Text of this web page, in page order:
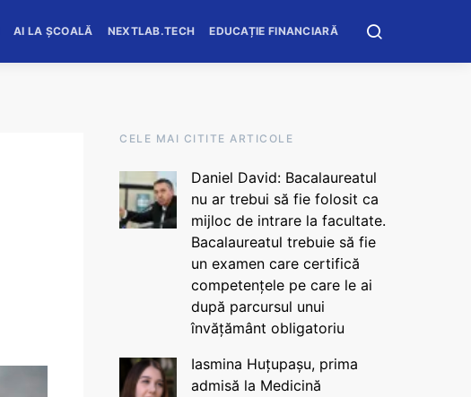
AI LA ȘCOALĂ NEXTLAB.TECH EDUCAȚIE FINANCIARĂ
CELE MAI CITITE ARTICOLE
Daniel David: Bacalaureatul
nu ar trebui să fie folosit ca
mijloc de intrare la facultate.
Bacalaureatul trebuie să fie
un examen care certifică
competențele pe care le ai
după parcursul unui
învățământ obligatoriu
Iasmina Huțupașu, prima
admisă la Medicină